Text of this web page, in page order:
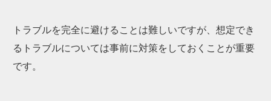
トラブルを完全に避けることは難しいですが、想定でき
るトラブルについては事前に対策をしておくことが重要
です。